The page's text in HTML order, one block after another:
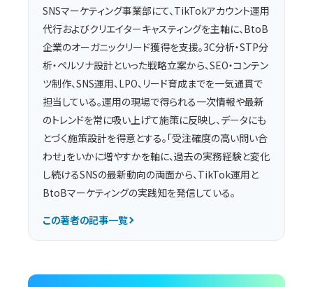
SNSマーケティング事業部にて、TikTokアカウント運用
代行およびクリエイターキャスティングを主軸に、BtoB
企業のオーガニックリード獲得を支援。3C分析・STP分
析・ペルソナ設計といった戦略立案から、SEO・コンテン
ツ制作、SNS運用、LPO、リード育成までを一気通貫で
担当している。運用の現場で得られる一次情報や最新
のトレンドを常に吸い上げて施策に反映し、データにも
とづく施策設計を得意とする。「受注確度の高い問い合
わせ」をいかに増やすかを軸に、過去の実務経験と変化
し続けるSNSの最新動向の両面から、TikTok運用と
BtoBマーケティングの実践知を発信している。
この著者の記事一覧